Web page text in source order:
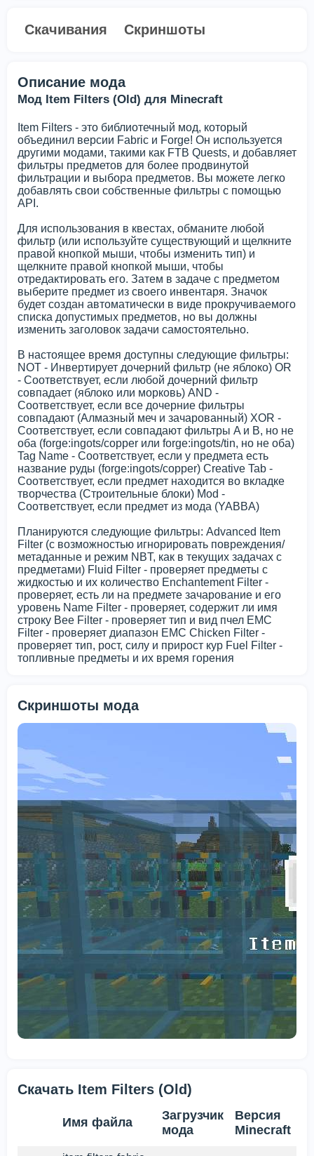
Скачивания Скриншоты
Описание мода
Мод Item Filters (Old) для Minecraft
Item Filters - это библиотечный мод, который
объединил версии Fabric и Forge! Он используется
другими модами, такими как FTB Quests, и добавляет
фильтры предметов для более продвинутой
фильтрации и выбора предметов. Вы можете легко
добавлять свои собственные фильтры с помощью
API.
Для использования в квестах, обманите любой
фильтр (или используйте существующий и щелкните
правой кнопкой мыши, чтобы изменить тип) и
щелкните правой кнопкой мыши, чтобы
отредактировать его. Затем в задаче с предметом
выберите предмет из своего инвентаря. Значок
будет создан автоматически в виде прокручиваемого
списка допустимых предметов, но вы должны
изменить заголовок задачи самостоятельно.
В настоящее время доступны следующие фильтры:
NOT - Инвертирует дочерний фильтр (не яблоко) OR
- Соответствует, если любой дочерний фильтр
совпадает (яблоко или морковь) AND -
Соответствует, если все дочерние фильтры
совпадают (Алмазный меч и зачарованный) XOR -
Соответствует, если совпадают фильтры A и B, но не
оба (forge:ingots/copper или forge:ingots/tin, но не оба)
Tag Name - Соответствует, если у предмета есть
название руды (forge:ingots/copper) Creative Tab -
Соответствует, если предмет находится во вкладке
творчества (Строительные блоки) Mod -
Соответствует, если предмет из мода (YABBA)
Планируются следующие фильтры: Advanced Item
Filter (с возможностью игнорировать повреждения/
метаданные и режим NBT, как в текущих задачах с
предметами) Fluid Filter - проверяет предметы с
жидкостью и их количество Enchantement Filter -
проверяет, есть ли на предмете зачарование и его
уровень Name Filter - проверяет, содержит ли имя
строку Bee Filter - проверяет тип и вид пчел EMC
Filter - проверяет диапазон EMC Chicken Filter -
проверяет тип, рост, силу и прирост кур Fuel Filter -
топливные предметы и их время горения
Скриншоты мода
Скачать Item Filters (Old)
Имя файла
Загрузчик
мода
Версия
Minecraft